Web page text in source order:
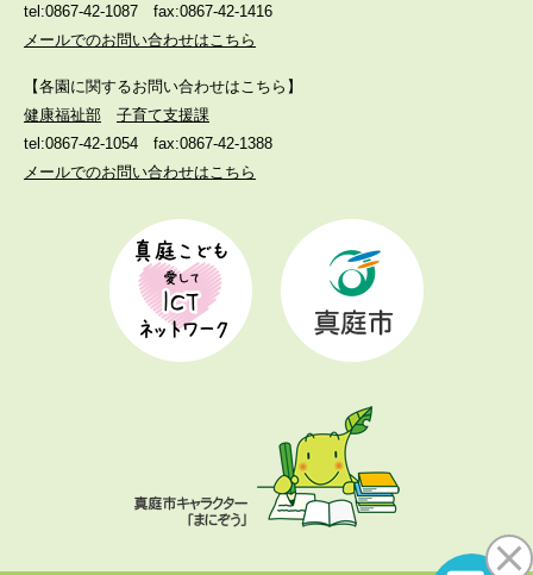
tel:0867-42-1087
fax:0867-42-1416
メールでのお問い合わせはこちら
【各園に関するお問い合わせはこちら】
健康福祉部
子育て支援課
tel:0867-42-1054
fax:0867-42-1388
メールでのお問い合わせはこちら